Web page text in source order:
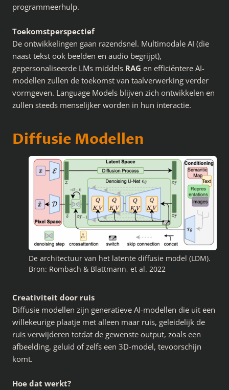
programmeerhulp.
Toekomstperspectief
De ontwikkelingen gaan razendsnel. Multimodale AI (die
naast tekst ook beelden en audio begrijpt),
gepersonaliseerde LMs middels RAG en efficiëntere AI-
modellen zullen de toekomst van taalverwerking verder
vormgeven. Language Models blijven zich ontwikkelen en
zullen steeds menselijker worden in hun interactie.
Diffusie Modellen
De architectuur van het latente diffusie model (LDM).
Bron: Rombach & Blattmann, et al. 2022
Creativiteit door ruis
Diffusie modellen zijn generatieve AI-modellen die uit een
willekeurige plaatje met alleen maar ruis, geleidelijk de
ruis verwijderen totdat de gewenste output, zoals een
afbeelding, geluid of zelfs een 3D-model, tevoorschijn
komt.
Hoe dat werkt?